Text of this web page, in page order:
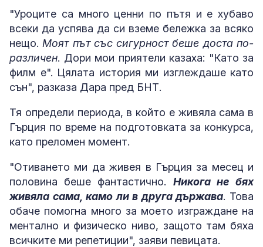
"Уроците са много ценни по пътя и е хубаво
всеки да успява да си вземе бележка за всяко
нещо. Моят път със сигурност беше доста по-
различен. Дори мои приятели казаха: "Като за
филм е". Цялата история ми изглеждаше като
сън", разказа Дара пред БНТ.
Тя определи периода, в който е живяла сама в
Гърция по време на подготовката за конкурса,
като преломен момент.
"Отиването ми да живея в Гърция за месец и
половина беше фантастично. Никога не бях
живяла сама, камо ли в друга държава. Това
обаче помогна много за моето изграждане на
ментално и физическо ниво, защото там бяха
всичките ми репетиции", заяви певицата.